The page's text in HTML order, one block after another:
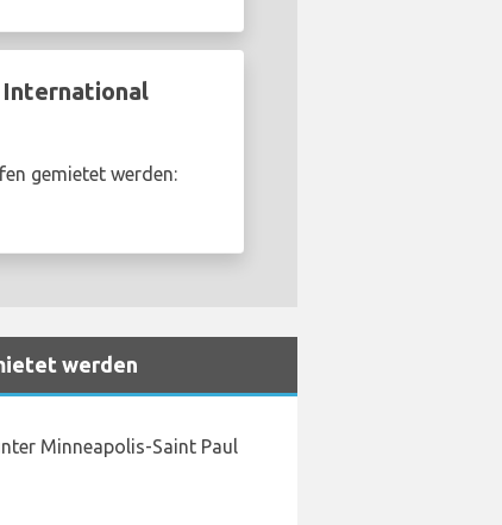
International
gemietet werden:
werden
Minneapolis-Saint Paul